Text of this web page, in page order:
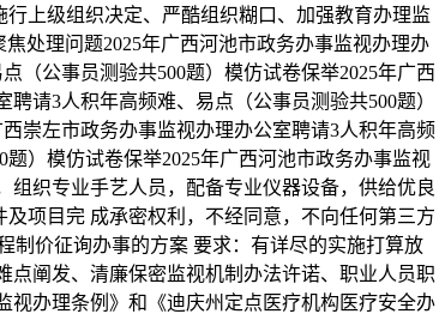
上级组织决定、严酷组织糊口、加强教育办理监
处理问题2025年广西河池市政务办事监视办理办
（公事员测验共500题）模仿试卷保举2025年广西
请3人积年高频难、易点（公事员测验共500题）
崇左市政务办事监视办理办公室聘请3人积年高频
）模仿试卷保举2025年广西河池市政务办事监视
织专业手艺人员，配备专业仪器设备，供给优良
项目完 成承密权利，不经同意，不向任何第三方
制价征询办事的方案 要求：有详尽的实施打算放
阐发、清廉保密监视机制办法许诺、职业人员职
视办理条例》和《迪庆州定点医疗机构医疗安全办